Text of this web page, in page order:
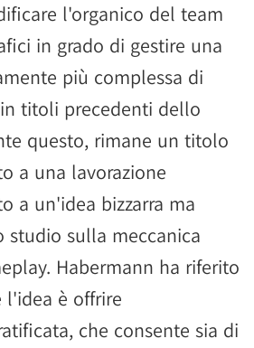
l'organico del team
in grado di gestire una
più complessa di
titoli precedenti dello
questo, rimane un titolo
a una lavorazione
a un'idea bizzarra ma
studio sulla meccanica
Habermann ha riferito
l'idea è offrire
che consente sia di